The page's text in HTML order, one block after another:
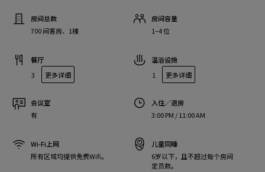
房间总数
700 间客房、1棟
房间容量
1–4 位
餐厅
3
更多详细
温浴设施
1
更多详细
会议室
有
入住／退房
3:00 PM / 11:00 AM
Wi-Fi上网
所有区域均提供免费Wifi。
儿童同睡
6岁以下，且不超过每个房间
定员数。